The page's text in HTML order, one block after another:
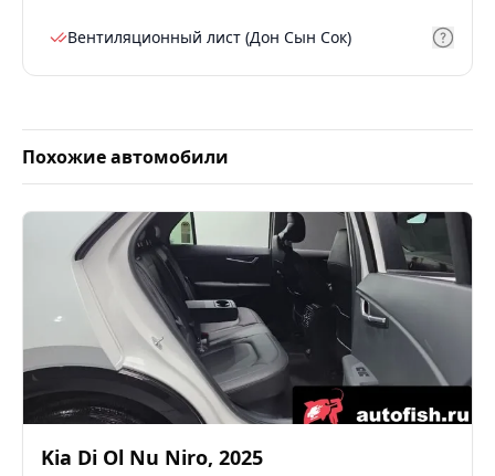
Вентиляционный лист (Дон Сын Сок)
Похожие автомобили
Kia Di Ol Nu Niro, 2025